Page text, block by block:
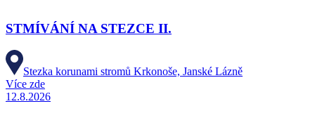
STMÍVÁNÍ NA STEZCE II.
Stezka korunami stromů Krkonoše, Janské Lázně
Více zde
12.8.2026